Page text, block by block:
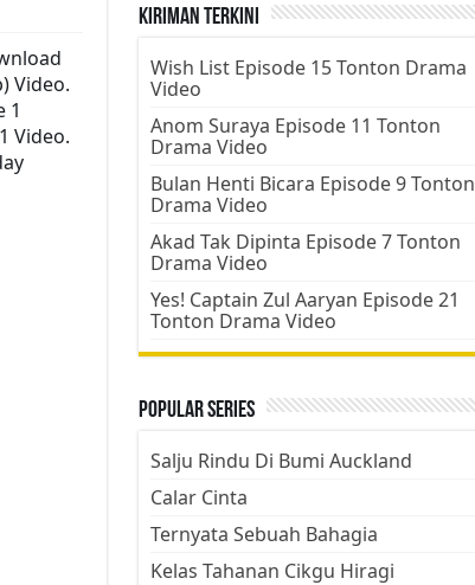
Video.
1
Video.
Kiriman Terkini
Wish List Episode 15 Tonton Drama
Video
Anom Suraya Episode 11 Tonton
Drama Video
Bulan Henti Bicara Episode 9 Tonton
Drama Video
Akad Tak Dipinta Episode 7 Tonton
Drama Video
Yes! Captain Zul Aaryan Episode 21
Tonton Drama Video
Popular Series
Salju Rindu Di Bumi Auckland
Calar Cinta
Ternyata Sebuah Bahagia
Kelas Tahanan Cikgu Hiragi